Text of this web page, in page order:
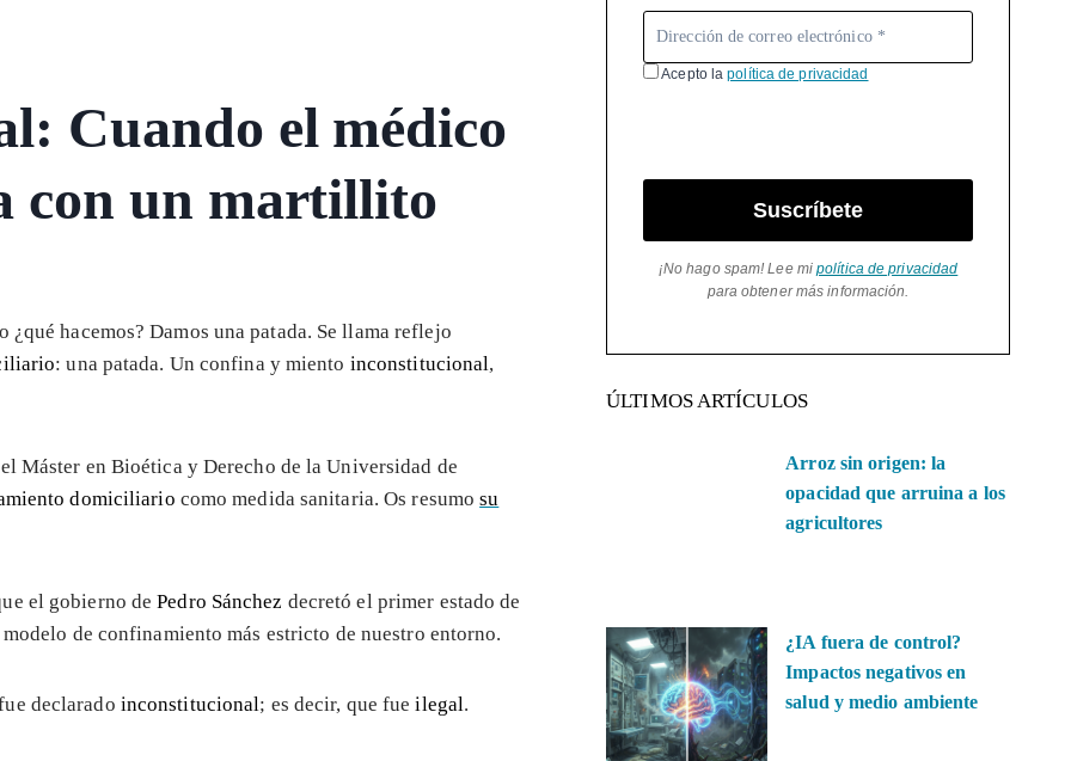
Cuando el médico
con un martillito
hacemos? Damos una patada. Se llama reflejo
: una patada. Un confina y miento inconstitucional,
Máster en Bioética y Derecho de la Universidad de
domiciliario como medida sanitaria. Os resumosu
el gobierno dePedro Sánchez decretó el primer estado de
modelo de confinamiento más estricto de nuestro entorno.
declarado inconstitucional; es decir, que fueilegal.
Acepto lapolítica de privacidad
Suscríbete
¡No hago spam! Lee mipolítica de privacidad
para obtener más información.
ÚLTIMOS ARTÍCULOS
Arroz sin origen: la
opacidad que arruina a los
agricultores
¿IA fuera de control?
Impactos negativos en
salud y medio ambiente